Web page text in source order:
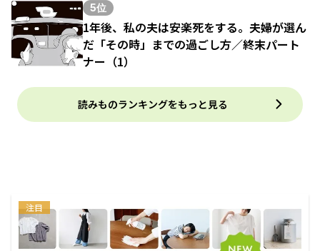
5位
1年後、私の夫は安楽死をする。夫婦が選ん
だ「その時」までの過ごし方／終末パート
ナー（1）
読みものランキングをもっと見る
注目